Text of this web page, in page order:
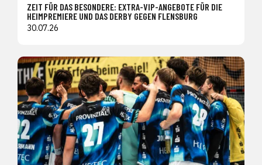
ZEIT FÜR DAS BESONDERE: EXTRA-VIP-ANGEBOTE FÜR DIE
HEIMPREMIERE UND DAS DERBY GEGEN FLENSBURG
30.07.26